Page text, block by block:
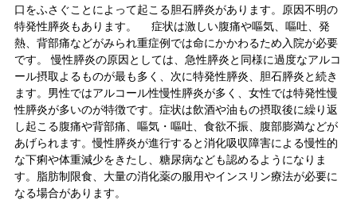
口をふさぐことによって起こる胆石膵炎があります。原因不明の
特発性膵炎もあります。 症状は激しい腹痛や嘔気、嘔吐、発
熱、背部痛などがみられ重症例では命にかかわるため入院が必要
です。 慢性膵炎の原因としては、急性膵炎と同様に過度なアルコ
ール摂取よるものが最も多く、次に特発性膵炎、胆石膵炎と続き
ます。男性ではアルコール性慢性膵炎が多く、女性では特発性慢
性膵炎が多いのが特徴です。症状は飲酒や油もの摂取後に繰り返
し起こる腹痛や背部痛、嘔気・嘔吐、食欲不振、腹部膨満などが
あげられます。慢性膵炎が進行すると消化吸収障害による慢性的
な下痢や体重減少をきたし、糖尿病なども認めるようになりま
す。脂肪制限食、大量の消化薬の服用やインスリン療法が必要に
なる場合があります。